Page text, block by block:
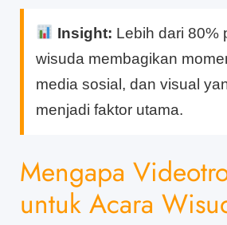
Insight: Lebih dari 80%
wisuda membagikan
media sosial, dan visual
menjadi faktor utama.
Mengapa
untuk Acara